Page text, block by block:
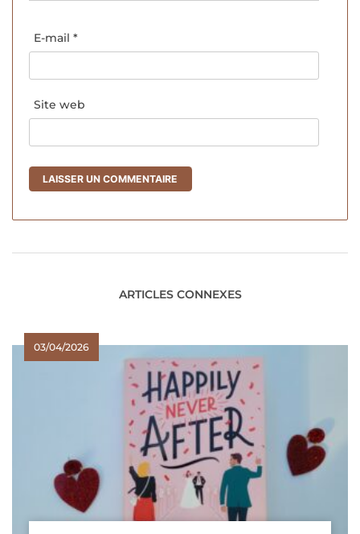
E-mail *
Site web
ARTICLES CONNEXES
03/04/2026